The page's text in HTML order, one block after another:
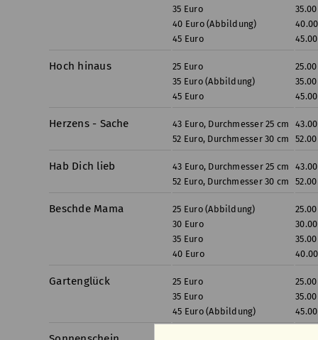
35 Euro
40 Euro (Abbildung)
45 Euro
35.00
40.00
45.00
Hoch hinaus
25 Euro
35 Euro (Abbildung)
45 Euro
25.00
35.00
45.00
Herzens - Sache
43 Euro, Durchmesser 25 cm
52 Euro, Durchmesser 30 cm
43.00
52.00
Hab Dich lieb
43 Euro, Durchmesser 25 cm
52 Euro, Durchmesser 30 cm
43.00
52.00
Beschde Mama
25 Euro (Abbildung)
30 Euro
35 Euro
40 Euro
25.00
30.00
35.00
40.00
Gartenglück
25 Euro
35 Euro
45 Euro (Abbildung)
25.00
35.00
45.00